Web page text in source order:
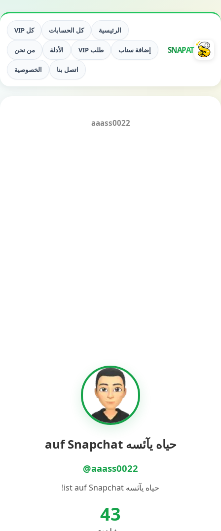
SNAPAT
الرئيسية كل الحسابات كل VIP
إضافة سناب طلب VIP الأدلة من نحن
اتصل بنا الخصوصية
aaass0022
حياه يآئسه auf Snapchat
@aaass0022
حياه يآئسه ist auf Snapchat!
43